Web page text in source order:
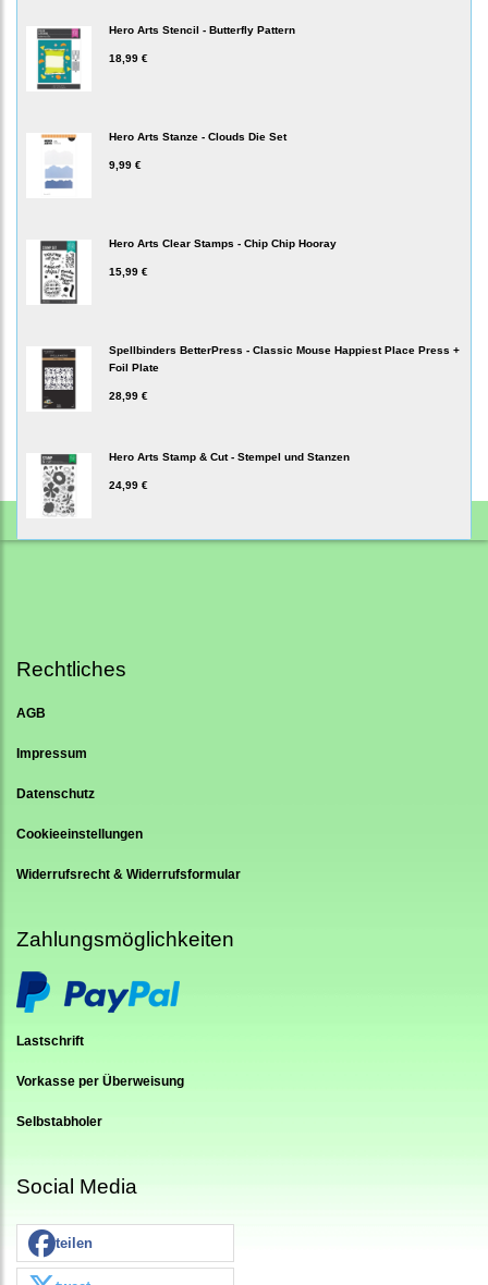
Hero Arts Stencil - Butterfly Pattern
18,99 €
Hero Arts Stanze - Clouds Die Set
9,99 €
Hero Arts Clear Stamps - Chip Chip Hooray
15,99 €
Spellbinders BetterPress - Classic Mouse Happiest Place Press +
Foil Plate
28,99 €
Hero Arts Stamp & Cut - Stempel und Stanzen
24,99 €
Rechtliches
AGB
Impressum
Datenschutz
Cookieeinstellungen
Widerrufsrecht & Widerrufsformular
Zahlungsmöglichkeiten
Lastschrift
Vorkasse per Überweisung
Selbstabholer
Social Media
teilen